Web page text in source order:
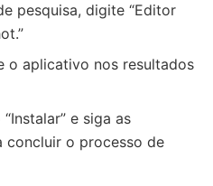
pesquisa, digite “Editor
o aplicativo nos resultados
e siga as
concluir o processo de